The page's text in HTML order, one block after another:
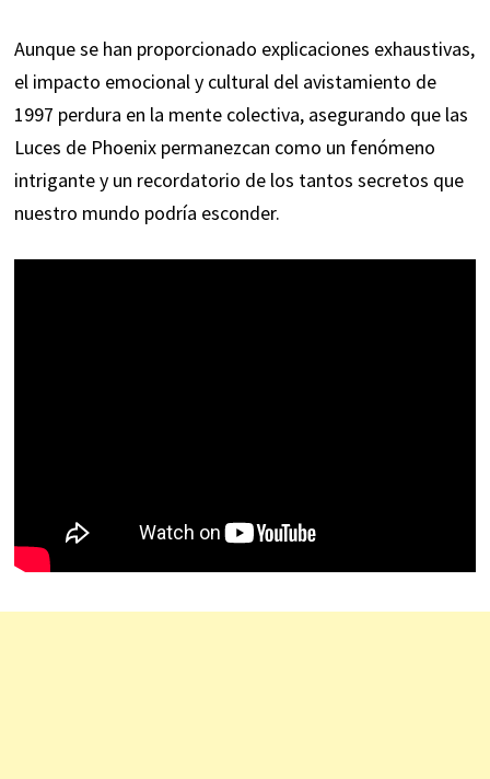
Aunque se han proporcionado explicaciones exhaustivas,
el impacto emocional y cultural del avistamiento de
1997 perdura en la mente colectiva, asegurando que las
Luces de Phoenix permanezcan como un fenómeno
intrigante y un recordatorio de los tantos secretos que
nuestro mundo podría esconder.